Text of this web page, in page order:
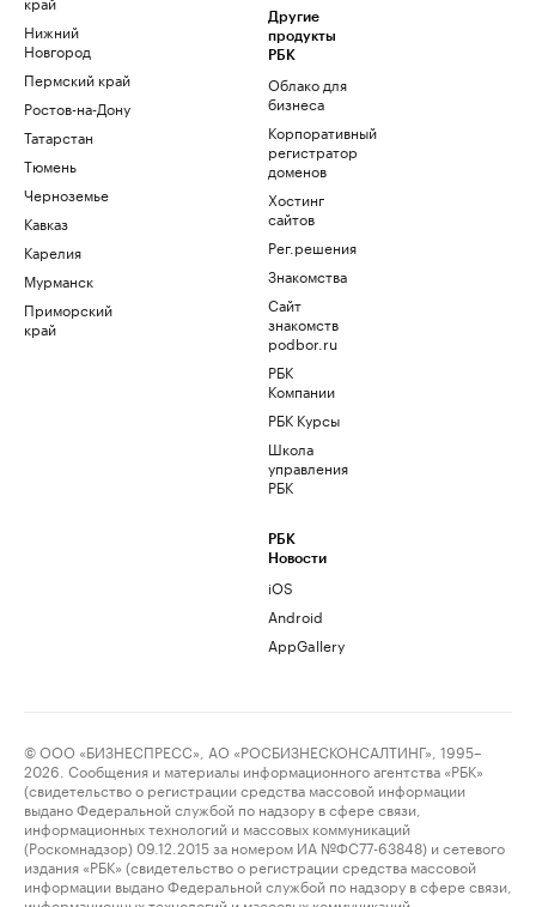
Нижний
Новгород
Пермский край
Ростов-на-Дону
Татарстан
Тюмень
Черноземье
Кавказ
Карелия
Мурманск
Приморский
край
Другие
продукты
РБК
Облако для
бизнеса
Корпоративный
регистратор
доменов
Хостинг
сайтов
Рег.решения
Знакомства
Сайт
знакомств
podbor.ru
РБК
Компании
РБК Курсы
Школа
управления
РБК
РБК
Новости
iOS
Android
AppGallery
© ООО «БИЗНЕСПРЕСС», АО «РОСБИЗНЕСКОНСАЛТИНГ», 1995–
2026. Сообщения и материалы информационного агентства «РБК»
(свидетельство о регистрации средства массовой информации
выдано Федеральной службой по надзору в сфере связи,
информационных технологий и массовых коммуникаций
(Роскомнадзор) 09.12.2015 за номером ИА №ФС77-63848) и сетевого
издания «РБК» (свидетельство о регистрации средства массовой
информации выдано Федеральной службой по надзору в сфере связи,